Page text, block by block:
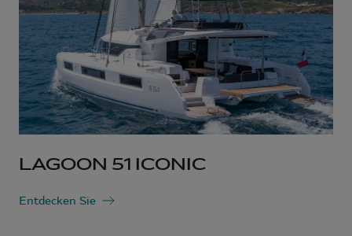
LAGOON 51 ICONIC
Entdecken Sie